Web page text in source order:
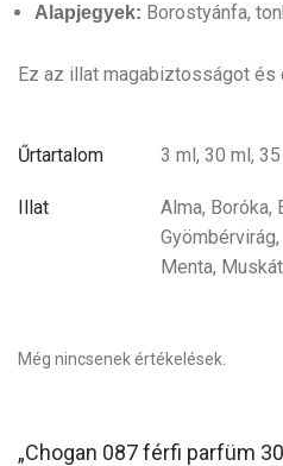
Alapjegyek: Borostyánfa,
Ez az illat magabiztosságot és
Űrtartalom 3 ml, 30 ml,
Illat
Alma, Boróka,
Menta,
Még nincsenek értékelések.
„Chogan 087 férfi parfüm